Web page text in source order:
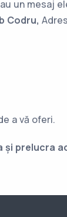
un mesaj
Codru,
a vă oferi.
și prelucra